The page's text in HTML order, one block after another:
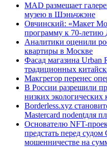
MAD размещает
музею в Шэньчжэне
Овчинский: «Макет
программу к 70-летию
Аналитики оценили
квартиры в Москве
Фасад магазина Urban
традиционных
Макгрегор перенес
В России разрешили
низких экологических
Borderless.xyz
Mastercard поdentдля
Основателю NFT-
предстать перед
мошенничестве на